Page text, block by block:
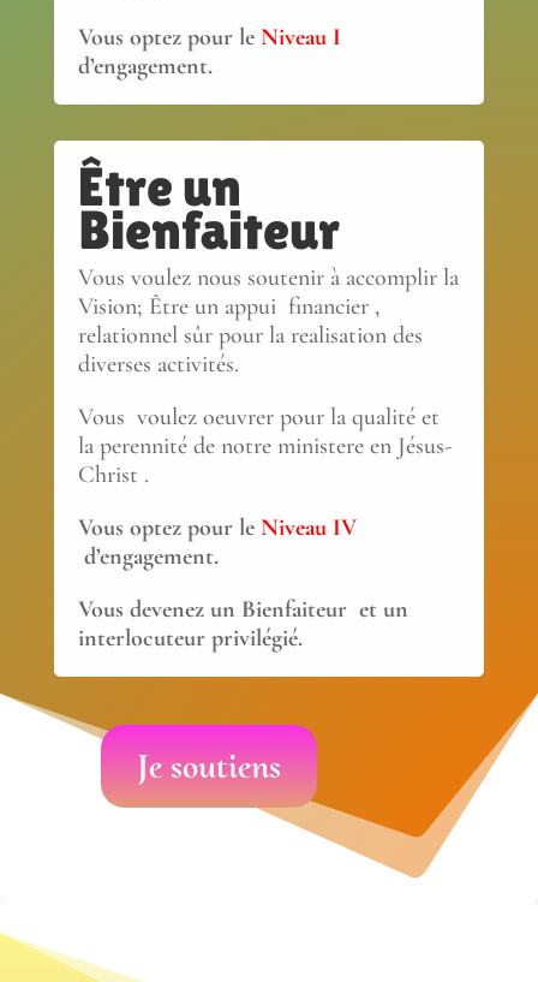
Vous optez pour leNiveau I
d’engagement.
Être un
Bienfaiteur
Vous voulez nous soutenir à accomplir la
Vision; Être un appui financier ,
relationnel sûr pour la realisation des
diverses activités.
Vous voulez oeuvrer pour la qualité et
la perennité de notre ministere en Jésus-
Christ .
Vous optez pour leNiveau IV
d’engagement.
Vous devenez un Bienfaiteur et un
interlocuteur privilégié.
Je soutiens